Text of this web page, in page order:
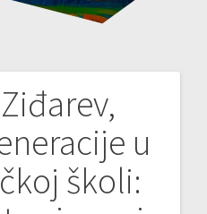
u
školi: